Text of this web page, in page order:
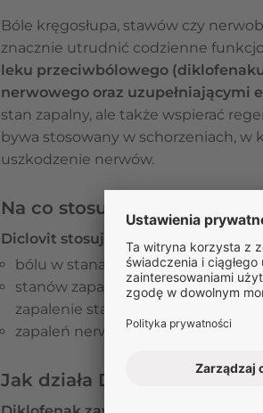
Bóle kręgosłupa, stawów czy
znacznie utrudnić codzienne
leku przeciwbólowego
nerwowego oraz uzupełniającymi
stan zapalny, ale także wspierać
bywa stosowany w schorzeniach,
uszkodzenie nerwów.
Na co stosuje się Diclovit?
Diclovit stosuje się w leczeniu:
bólu w stanach zapalnych
stanów zapalnych w chorobie
zapalenie stawów kręgosłupa,
zapaleń nerwów i nerwobólów,
Jak działa Diclovit?